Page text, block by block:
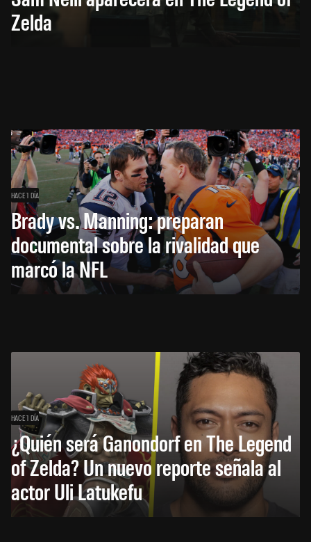
Zelda
HACE 1 DÍA
Brady vs. Manning: preparan
documental sobre la rivalidad que
marcó la NFL
HACE 1 DÍA
¿Quién será Ganondorf en The Legend
of Zelda? Un nuevo reporte señala al
actor Uli Latukefu